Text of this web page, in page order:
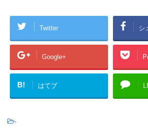
Twitter シ
Google+
B! はてブ
-